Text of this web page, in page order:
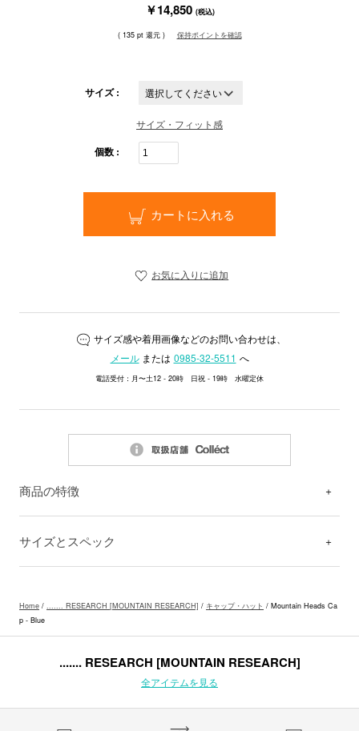
￥14,850 (税込)
( 135 pt 還元 ) 保持ポイントを確認
サイズ :
サイズ・フィット感
個数 :
カートに入れる
お気に入りに追加
サイズ感や着用画像などのお問い合わせは、
メールまたは 0985-32-5511 へ
電話受付：月〜土12 - 20時 日祝 - 19時 水曜定休
商品の特徴
サイズとスペック
Home / ....... RESEARCH [MOUNTAIN RESEARCH] / キャップ・ハット / Mountain Heads Ca
p - Blue
....... RESEARCH [MOUNTAIN RESEARCH]
全アイテムを見る